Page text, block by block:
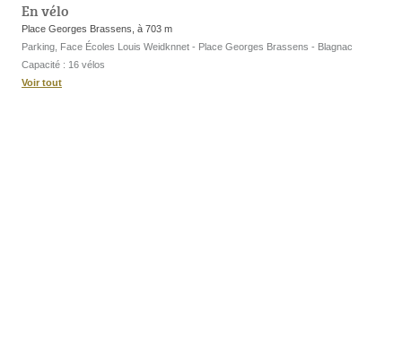
En vélo
Place Georges Brassens, à 703 m
Parking, Face Écoles Louis Weidknnet - Place Georges Brassens - Blagnac
Capacité : 16 vélos
Voir tout